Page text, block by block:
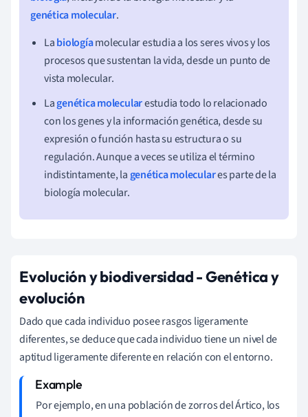
genética molecular.
Labiologíamolecular estudia a los seres vivos y los
procesos que sustentan la vida, desde un punto de
vista molecular.
Lagenética molecularestudia todo lo relacionado
con los genes y la información genética, desde su
expresión o función hasta su estructura o su
regulación. Aunque a veces se utiliza el término
indistintamente, la genética moleculares parte de la
biología molecular.
Evolución y biodiversidad- Genética y
evolución
Dado que cada individuo posee rasgos ligeramente
diferentes, se deduce que cada individuo tiene un nivel de
aptitud ligeramente diferente en relación con el entorno.
Por ejemplo, en una población de zorros del Ártico, los